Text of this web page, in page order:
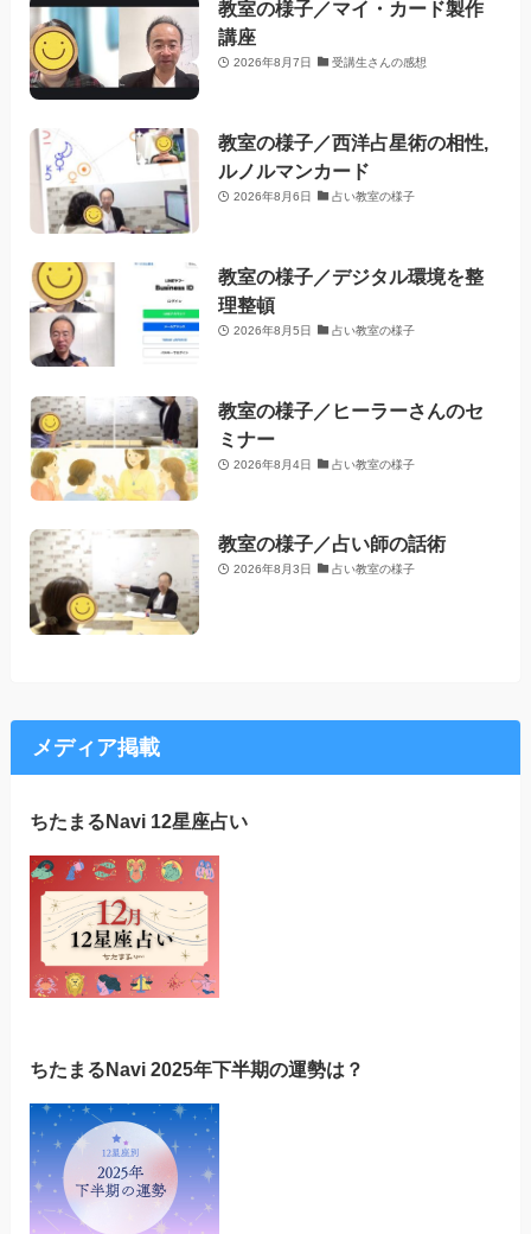
教室の様子／マイ・カード製作
講座
2026年8月7日 受講生さんの感想
教室の様子／西洋占星術の相性,
ルノルマンカード
2026年8月6日 占い教室の様子
教室の様子／デジタル環境を整
理整頓
2026年8月5日 占い教室の様子
教室の様子／ヒーラーさんのセ
ミナー
2026年8月4日 占い教室の様子
教室の様子／占い師の話術
2026年8月3日 占い教室の様子
メディア掲載
ちたまるNavi 12星座占い
ちたまるNavi 2025年下半期の運勢は？